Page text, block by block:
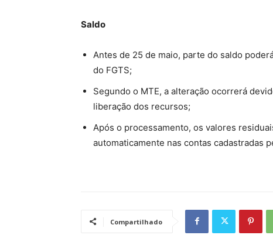
Saldo
Antes de 25 de maio, parte do saldo
do FGTS;
Segundo o MTE, a alteração ocorrerá
liberação dos recursos;
Após o processamento, os valores
automaticamente nas contas cadastradas
Compartilhado